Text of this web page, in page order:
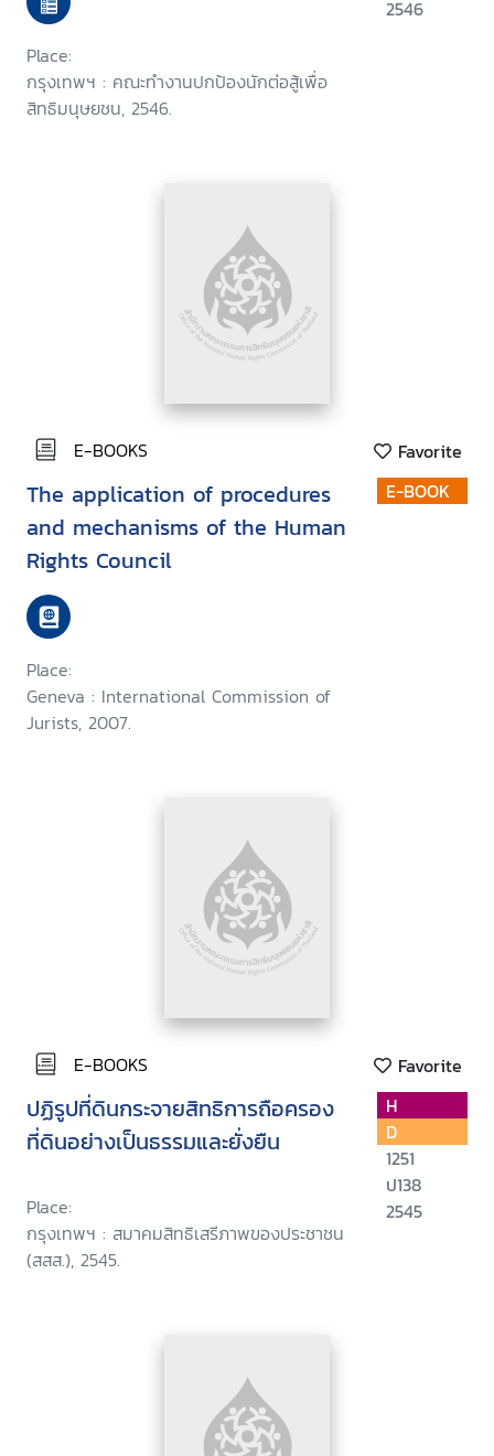
Place:
กรุงเทพฯ : คณะทำงานปกป้องนักต่อสู้เพื่อ
สิทธิมนุษยชน, 2546.
2546
E-BOOKS Favorite
The application of procedures
and mechanisms of the Human
Rights Council
Place:
Geneva : International Commission of
Jurists, 2007.
E-BOOK
E-BOOKS Favorite
ปฏิรูปที่ดินกระจายสิทธิการถือครอง
ที่ดินอย่างเป็นธรรมและยั่งยืน
Place:
กรุงเทพฯ : สมาคมสิทธิเสรีภาพของประชาชน
(สสส.), 2545.
H
D
1251
ป138
2545